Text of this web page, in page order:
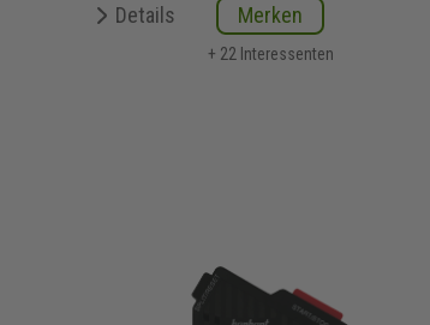
Details Merken
+ 22 Interessenten